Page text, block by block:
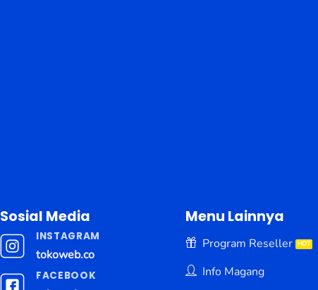
Sosial Media
INSTAGRAM
tokoweb.co
FACEBOOK
Menu Lainnya
Program Reseller
Info Magang